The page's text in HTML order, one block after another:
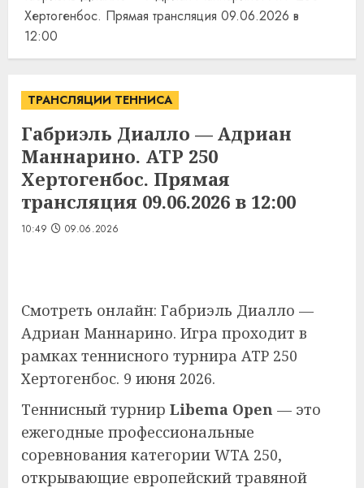
Хертогенбос. Прямая трансляция 09.06.2026 в
12:00
ТРАНСЛЯЦИИ ТЕННИСА
Габриэль Диалло — Адриан
Маннарино. ATP 250
Хертогенбос. Прямая
трансляция 09.06.2026 в 12:00
10:49 09.06.2026
Смотреть онлайн: Габриэль Диалло —
Адриан Маннарино. Игра проходит в
рамках теннисного турнира ATP 250
Хертогенбос. 9 июня 2026.
Теннисный турнир Libema Open — это
ежегодные профессиональные
соревнования категории WTA 250,
открывающие европейский травяной